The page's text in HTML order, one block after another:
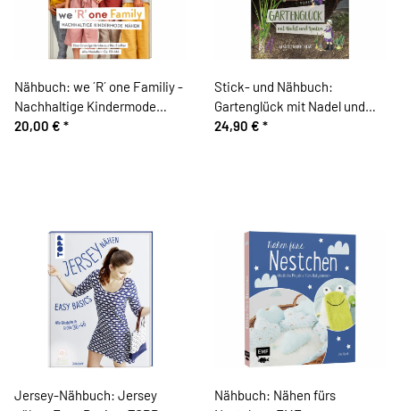
Nähbuch: we ´R´ one Familiy -
Nachhaltige Kindermode
nähen, TOPP
20,00 € *
Stick- und Nähbuch:
Gartenglück mit Nadel und
Spaten, acufactum
24,90 € *
Jersey-Nähbuch: Jersey
Nähbuch: Nähen fürs